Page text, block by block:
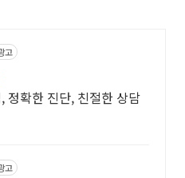
고
정확한 진단, 친절한 상담
고